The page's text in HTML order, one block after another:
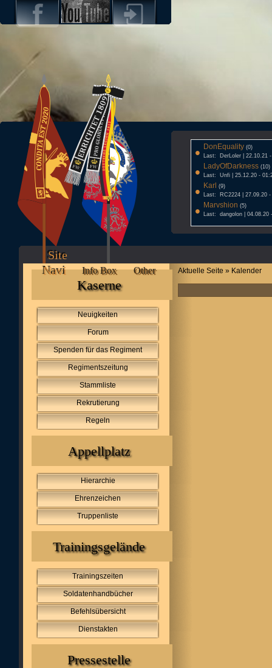
• DonEquality (0)
Last: DerLoler | 22.10.21
• LadyOfDarkness (10)
Last: Unfi | 25.12.20 -
• Karl (9)
Last: RC2224 | 27.09.20 -
• Marvshion (5)
Last: dangolon | 04.08.20
Site
Navi
Info Box Other
Kaserne
Neuigkeiten
Forum
Spenden für das Regiment
Regimentszeitung
Stammliste
Rekrutierung
Regeln
Appellplatz
Hierarchie
Ehrenzeichen
Truppenliste
Trainingsgelände
Trainingszeiten
Soldatenhandbücher
Befehlsübersicht
Dienstakten
Pressestelle
Aktuelle Seite » Kalender